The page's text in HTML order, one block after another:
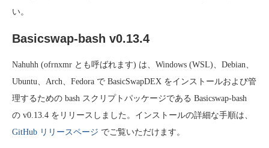
い。
Basicswap-bash v0.13.4
Nahuhh (ofrnxmr とも呼ばれます) は、Windows (WSL)、Debian、
Ubuntu、Arch、Fedora で BasicSwapDEX をインストールおよび管
理するための bash スクリプトパッケージである Basicswap-bash
の v0.13.4 をリリースしました。インストールの詳細な手順は、
GitHub リリースページ でご覧いただけます。